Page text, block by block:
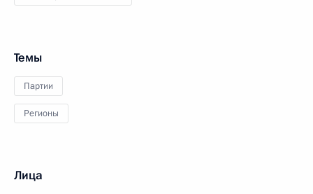
Темы
Партии
Регионы
Лица